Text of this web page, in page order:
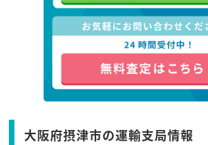
大阪府摂津市の運輸支局情報